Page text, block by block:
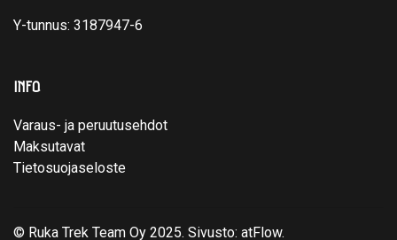
Y-tunnus: 3187947-6
INFO
Varaus- ja peruutusehdot
Maksutavat
Tietosuojaseloste
© Ruka Trek Team Oy 2025. Sivusto: atFlow.